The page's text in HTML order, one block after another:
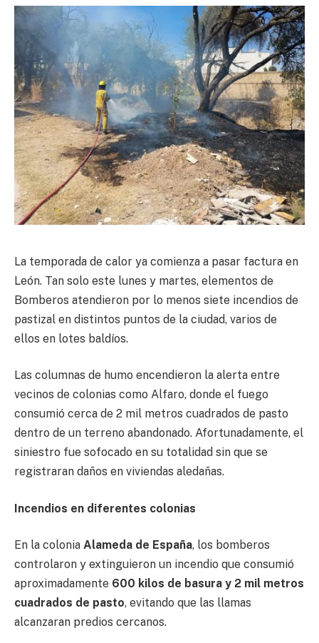
La temporada de calor ya comienza a pasar factura en
León. Tan solo este lunes y martes, elementos de
Bomberos atendieron por lo menos siete incendios de
pastizal en distintos puntos de la ciudad, varios de
ellos en lotes baldíos.
Las columnas de humo encendieron la alerta entre
vecinos de colonias como Alfaro, donde el fuego
consumió cerca de 2 mil metros cuadrados de pasto
dentro de un terreno abandonado. Afortunadamente, el
siniestro fue sofocado en su totalidad sin que se
registraran daños en viviendas aledañas.
Incendios en diferentes colonias
En la colonia Alameda de España, los bomberos
controlaron y extinguieron un incendio que consumió
aproximadamente 600 kilos de basura y 2 mil metros
cuadrados de pasto, evitando que las llamas
alcanzaran predios cercanos.